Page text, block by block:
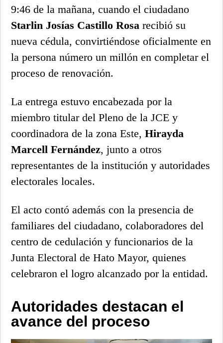
9:46 de la mañana, cuando el ciudadano
Starlin Josías Castillo Rosa recibió su
nueva cédula, convirtiéndose oficialmente en
la persona número un millón en completar el
proceso de renovación.
La entrega estuvo encabezada por la
miembro titular del Pleno de la JCE y
coordinadora de la zona Este,Hirayda
Marcell Fernández, junto a otros
representantes de la institución y autoridades
electorales locales.
El acto contó además con la presencia de
familiares del ciudadano, colaboradores del
centro de cedulación y funcionarios de la
Junta Electoral de Hato Mayor, quienes
celebraron el logro alcanzado por la entidad.
Autoridades destacan el
avance del proceso